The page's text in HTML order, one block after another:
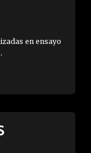
en ensayo